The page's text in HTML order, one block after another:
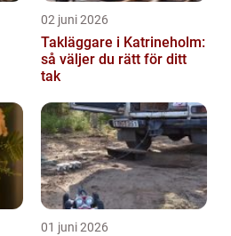
02 juni 2026
Takläggare i Katrineholm:
så väljer du rätt för ditt
tak
01 juni 2026